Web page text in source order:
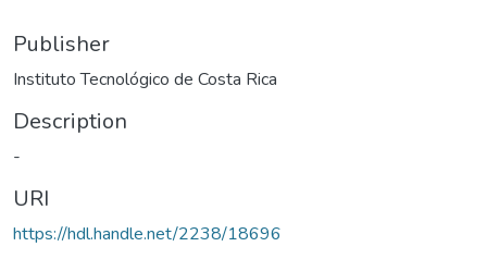
Publisher
Instituto Tecnológico de Costa Rica
Description
-
URI
https://hdl.handle.net/2238/18696